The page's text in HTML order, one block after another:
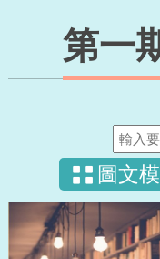
第一
圖文